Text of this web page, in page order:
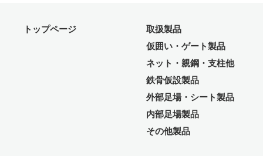
トップページ
取扱製品
仮囲い・ゲート製品
ネット・親鋼・支柱他
鉄骨仮設製品
外部足場・シート製品
内部足場製品
その他製品